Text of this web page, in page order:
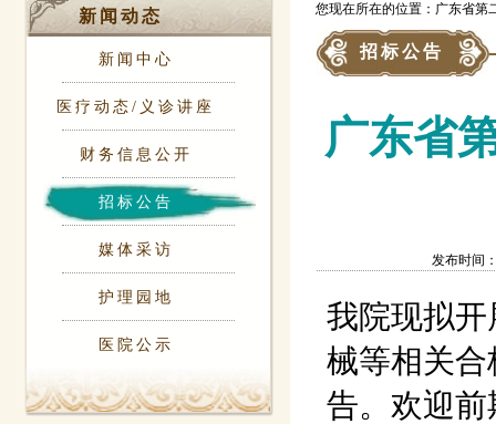
新闻动态
新闻中心
医疗动态/义诊讲座
财务信息公开
招标公告
媒体采访
护理园地
医院公示
您现在所在的位置：广东省第
招标公告
广东省
发布时间
我院现拟
械等相关
告。欢迎